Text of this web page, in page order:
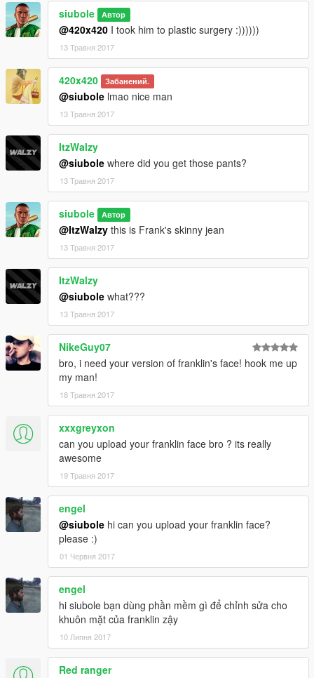
siubole Автор
@420x420 I took him to plastic surgery :))))))
13 Травня 2017
420x420 Забанений.
@siubole lmao nice man
13 Травня 2017
ItzWalzy
@siubole where did you get those pants?
13 Травня 2017
siubole Автор
@ItzWalzy this is Frank's skinny jean
13 Травня 2017
ItzWalzy
@siubole what???
13 Травня 2017
NikeGuy07
bro, i need your version of franklin's face! hook me up
my man!
18 Травня 2017
xxxgreyxon
can you upload your franklin face bro ? its really
awesome
19 Травня 2017
engel
@siubole hi can you upload your franklin face?
please :)
01 Червня 2017
engel
hi siubole bạn dùng phần mềm gì để chỉnh sửa cho
khuôn mặt của franklin zậy
10 Липня 2017
Red ranger